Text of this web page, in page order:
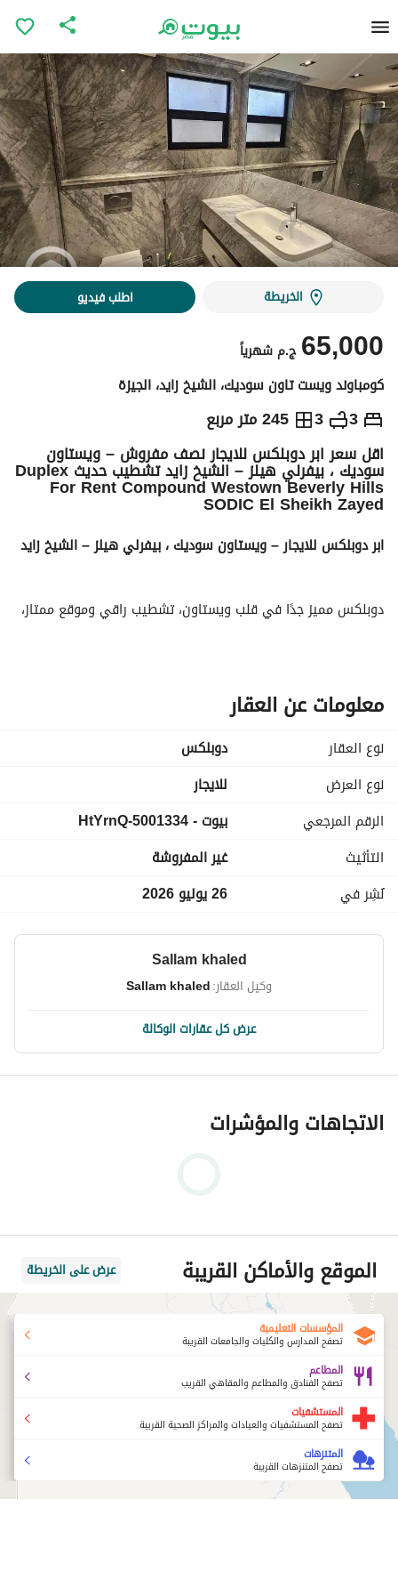
الخريطة اطلب فيديو
ج.م 65,000 شهرياً
كومباوند ويست تاون سوديك، الشيخ زايد، الجيزة
3
3 245 متر مربع ج.م 65,000شهرياً
الاماكن القريبة
اقل سعر ابر دوبلكس للايجار نصف مفروش – ويستاون
سوديك ، بيفرلي هيلز – الشيخ زايد تشطيب حديث Duplex
For Rent Compound Westown Beverly Hills
SODIC El Sheikh Zayed
ابر دوبلكس للايجار – ويستاون سوديك ، بيفرلي هيلز – الشيخ زايد
الدور:
ثاني + ثالث
التقسيم:
3 غرف نوم (منها غرفة ماستر بدريسنج)
3 حمامات
ليفينج مستقل
غرفة ناني بحمام
تكييفات بالكامل
المميزات:
تشطيب سوبر لوكس
موقع مميز داخل ويستاون
عرض معلومات الاتصال
معلومات عن العقار
نوع العقار
دوبلكس
نوع العرض
للايجار
الرقم المرجعي
بيوت - 5001334-HtYrnQ
التأثيث
غير المفروشة
نُشِر في
26 يوليو 2026
Sallam khaled
وكيل العقار:Sallam khaled
عرض كل عقارات الوكالة
الاتجاهات والمؤشرات
الموقع والأماكن القريبة عرض على الخريطة
المؤسسات التعليمية
تصفح المدارس والكليات والجامعات القريبة
المطاعم
تصفح الفنادق والمطاعم والمقاهي القريب
المستشفيات
تصفح المستشفيات والعيادات والمراكز الصحية القريبة
المتنزهات
تصفح المتنزهات القريبة